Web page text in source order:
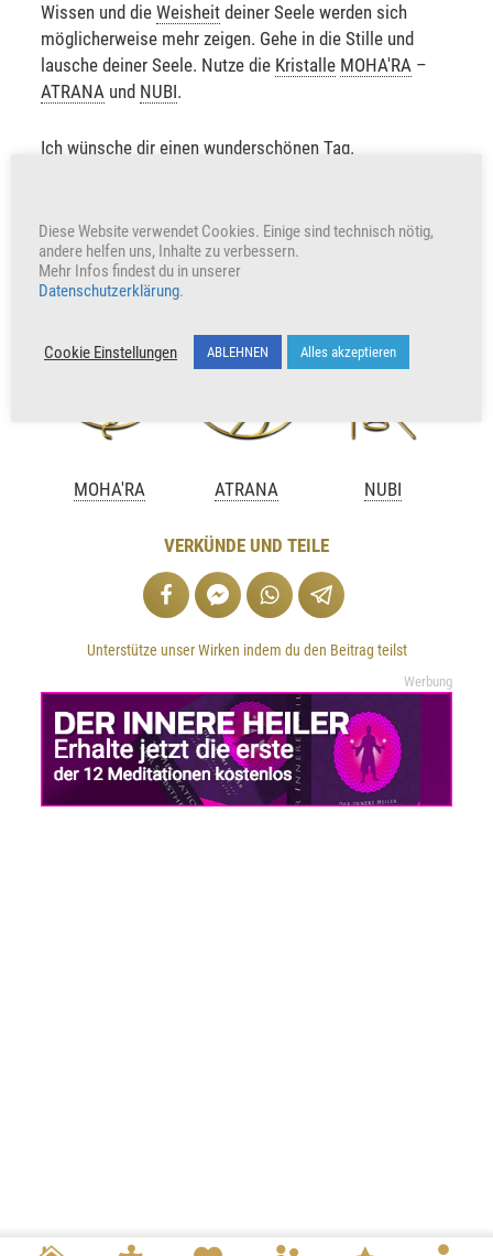
Wissen und dieWeisheit deiner Seele werden sich
möglicherweise mehr zeigen. Gehe in die Stille und
lausche deiner Seele. Nutze die Kristalle MOHA'RA –
ATRANA und NUBI.
Ich wünsche dir einen wunderschönen Tag.
+333 Herzen freuen auch uns
MOHA'RA ATRANA NUBI
VERKÜNDE UND TEILE
Unterstütze unser Wirken indem du den Beitrag teilst
Werbung
Diese Website verwendet Cookies. Einige sind technisch nötig,
andere helfen uns, Inhalte zu verbessern.
Mehr Infos findest du in unserer
Datenschutzerklärung.
Cookie Einstellungen ABLEHNEN Alles akzeptieren